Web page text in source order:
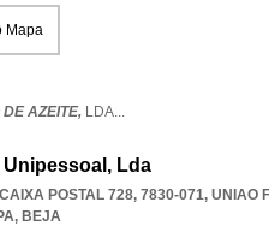
Mapa
AZEITE, LDA...
Lda
POSTAL 728, 7830-071, UNIAO
, BEJA